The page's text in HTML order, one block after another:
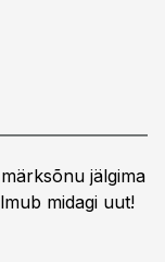
jälgima
midagi uut!